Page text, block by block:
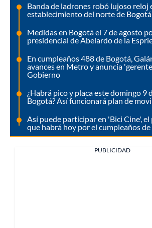
Banda de ladrones robó lujoso reloj
establecimiento del norte de
Medidas en Bogotá el 7 de agosto
presidencial de Abelardo de la
En cumpleaños 488 de Bogotá,
avances en Metro y anuncia
Gobierno
¿Habrá pico y placa este domingo 9
Bogotá? Así funcionará plan de
Así puede participar en 'Bici Cine',
que habrá hoy por el cumpleaños
PUBLICIDAD